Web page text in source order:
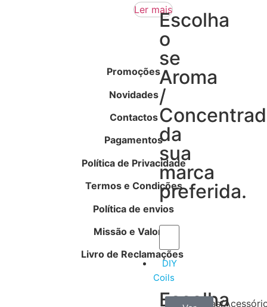
Escolha
o
se
Aroma
/
da
sua
marca
preferida.
DIY
Coils
Escolha
Arame
Algodão
Ferramentas/
Ler mais
Promoções
Novidades
Contactos
Pagamentos
Política de Privacidade
Termos e Condições
Política de envios
Missão e Valores
Livro de Reclamações